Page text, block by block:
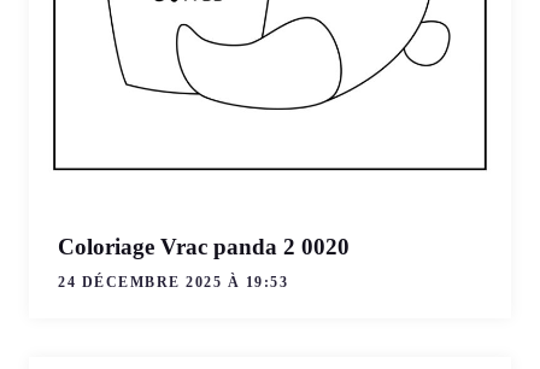
Coloriage Vrac panda 2 0020
24 DÉCEMBRE 2025 À 19:53